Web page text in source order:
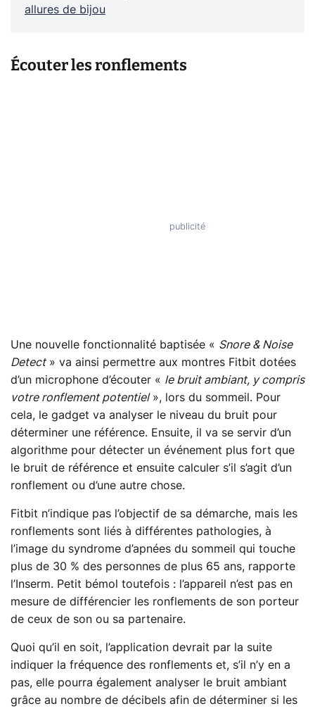
allures de bijou
Écouter les ronflements
Une nouvelle fonctionnalité baptisée « Snore & Noise
Detect» va ainsi permettre aux montres Fitbit dotées
d’un microphone d’écouter « le bruit ambiant, y compris
votre ronflement potentiel», lors du sommeil. Pour
cela, le gadget va analyser le niveau du bruit pour
déterminer une référence. Ensuite, il va se servir d’un
algorithme pour détecter un événement plus fort que
le bruit de référence et ensuite calculer s’il s’agit d’un
ronflement ou d’une autre chose.
Fitbit n’indique pas l’objectif de sa démarche, mais les
ronflements sont liés à différentes pathologies, à
l’image du syndrome d’apnées du sommeil qui touche
plus de 30 % des personnes de plus 65 ans, rapporte
l’Inserm. Petit bémol toutefois : l’appareil n’est pas en
mesure de différencier les ronflements de son porteur
de ceux de son ou sa partenaire.
Quoi qu’il en soit, l’application devrait par la suite
indiquer la fréquence des ronflements et, s’il n’y en a
pas, elle pourra également analyser le bruit ambiant
grâce au nombre de décibels afin de déterminer si les